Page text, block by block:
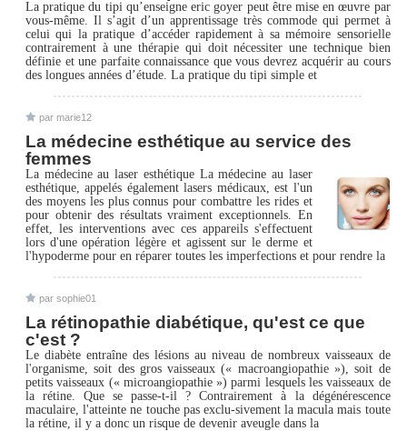
La pratique du tipi qu’enseigne eric goyer peut être mise en œuvre par
vous-même. Il s’agit d’un apprentissage très commode qui permet à
celui qui la pratique d’accéder rapidement à sa mémoire sensorielle
contrairement à une thérapie qui doit nécessiter une technique bien
définie et une parfaite connaissance que vous devrez acquérir au cours
des longues années d’étude. La pratique du tipi simple et
par marie12
La médecine esthétique au service des
femmes
La médecine au laser esthétique La médecine au laser
esthétique, appelés également lasers médicaux, est l'un
des moyens les plus connus pour combattre les rides et
pour obtenir des résultats vraiment exceptionnels. En
effet, les interventions avec ces appareils s'effectuent
lors d'une opération légère et agissent sur le derme et
l'hypoderme pour en réparer toutes les imperfections et pour rendre la
par sophie01
La rétinopathie diabétique, qu'est ce que
c'est ?
Le diabète entraîne des lésions au niveau de nombreux vaisseaux de
l'organisme, soit des gros vaisseaux (« macroangiopathie »), soit de
petits vaisseaux (« microangiopathie ») parmi lesquels les vaisseaux de
la rétine. Que se passe-t-il ? Contrairement à la dégénérescence
maculaire, l'atteinte ne touche pas exclu-sivement la macula mais toute
la rétine, il y a donc un risque de devenir aveugle dans la